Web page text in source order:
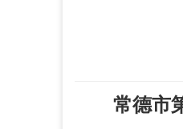
常德市